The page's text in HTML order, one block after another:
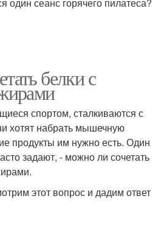
белки с
спортом, сталкиваются с
хотят набрать мышечную
продукты им нужно есть. Один
задают, - можно ли сочетать
этот вопрос и дадим ответ